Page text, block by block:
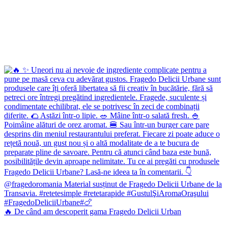
🔥 De când am descoperit gama Fragedo Delicii Urban